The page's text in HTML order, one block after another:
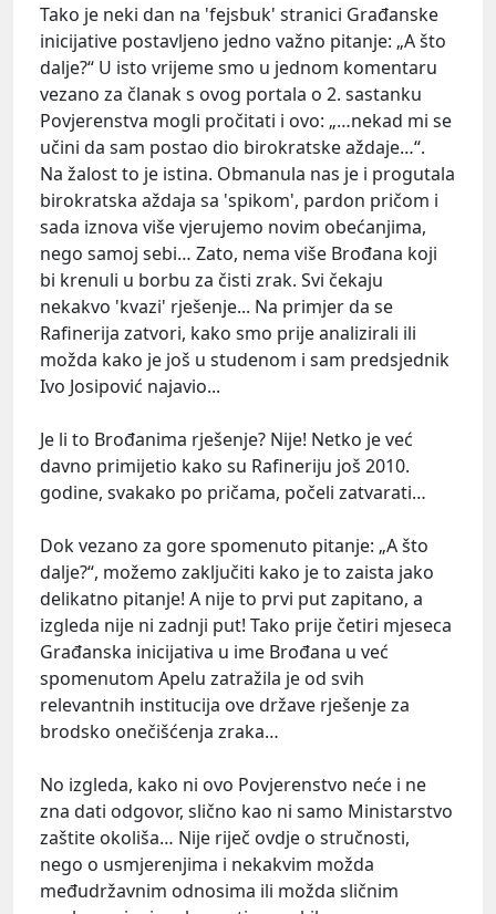
Tako je neki dan na 'fejsbuk' stranici Građanske
inicijative postavljeno jedno važno pitanje: „A što
dalje?“ U isto vrijeme smo u jednom komentaru
vezano za članak s ovog portala o 2. sastanku
Povjerenstva mogli pročitati i ovo: „…nekad mi se
učini da sam postao dio birokratske aždaje…“.
Na žalost to je istina. Obmanula nas je i progutala
birokratska aždaja sa 'spikom', pardon pričom i
sada iznova više vjerujemo novim obećanjima,
nego samoj sebi… Zato, nema više Brođana koji
bi krenuli u borbu za čisti zrak. Svi čekaju
nekakvo 'kvazi' rješenje... Na primjer da se
Rafinerija zatvori, kako smo prije analizirali ili
možda kako je još u studenom i sam predsjednik
Ivo Josipović najavio...
Je li to Brođanima rješenje? Nije! Netko je već
davno primijetio kako su Rafineriju još 2010.
godine, svakako po pričama, počeli zatvarati…
Dok vezano za gore spomenuto pitanje: „A što
dalje?“, možemo zaključiti kako je to zaista jako
delikatno pitanje! A nije to prvi put zapitano, a
izgleda nije ni zadnji put! Tako prije četiri mjeseca
Građanska inicijativa u ime Brođana u već
spomenutom Apelu zatražila je od svih
relevantnih institucija ove države rješenje za
brodsko onečišćenja zraka…
No izgleda, kako ni ovo Povjerenstvo neće i ne
zna dati odgovor, slično kao ni samo Ministarstvo
zaštite okoliša… Nije riječ ovdje o stručnosti,
nego o usmjerenjima i nekakvim možda
međudržavnim odnosima ili možda sličnim